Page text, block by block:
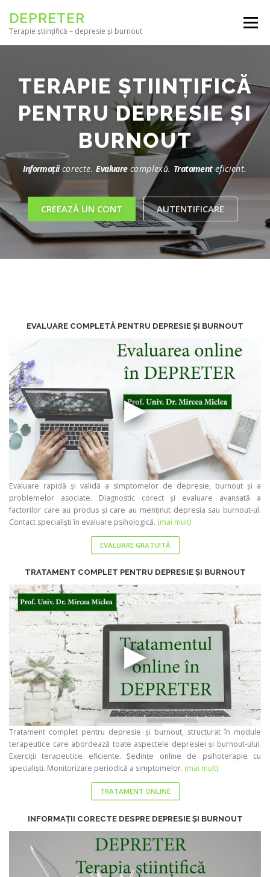
DEPRETER
Terapie științifică – depresie și burnout
Menu
TERAPIE ȘTIINȚIFICĂ
PENTRU DEPRESIE ȘI
BURNOUT
Informațiicorecte.Evaluarecomplexă. Tratamenteficient.
CREEAZĂ UN CONT AUTENTIFICARE
EVALUARE COMPLETĂ PENTRU DEPRESIE ȘI BURNOUT
Evaluare rapidă și validă a simptomelor de depresie, burnout și a
problemelor asociate. Diagnostic corect și evaluare avansată a
factorilor care au produs și care au menținut depresia sau burnout-ul.
Contact specialiști în evaluare psihologică. (mai mult)
EVALUARE GRATUITĂ
TRATAMENT COMPLET PENTRU DEPRESIE ȘI BURNOUT
Tratament complet pentru depresie și burnout, structurat în module
terapeutice care abordează toate aspectele depresiei și burnout-ului.
Exerciții terapeutice eficiente. Ședințe online de psihoterapie cu
specialiști. Monitorizare periodică a simptomelor. (mai mult)
TRATAMENT ONLINE
INFORMAȚII CORECTE DESPRE DEPRESIE ȘI BURNOUT